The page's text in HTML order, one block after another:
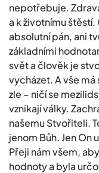
nepotřebuje.
a k životnímu
absolutní pán, ani
základními
svět a člověk je
vycházet. A vše má
zle – ničí se
vznikají války.
našemu Stvořiteli.
jenom Bůh. Jen On
Přeji nám všem,
hodnoty a byla